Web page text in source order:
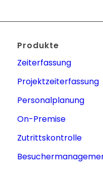
Produkte
Zeiterfassung
Projektzeiterfassung
Personalplanung
On-Premise
Zutrittskontrolle